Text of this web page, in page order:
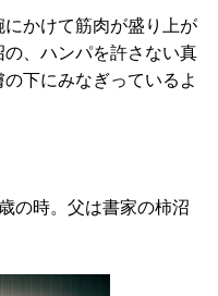
かけて筋肉が盛り上が
、ハンパを許さない真
下にみなぎっているよ
の時。父は書家の柿沼